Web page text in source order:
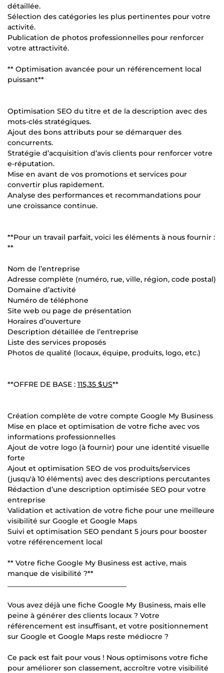
détaillée.
Sélection des catégories les plus pertinentes pour votre
activité.
Publication de photos professionnelles pour renforcer
votre attractivité.
** Optimisation avancée pour un référencement local
puissant**
Optimisation SEO du titre et de la description avec des
mots-clés stratégiques.
Ajout des bons attributs pour se démarquer des
concurrents.
Stratégie d’acquisition d’avis clients pour renforcer votre
e-réputation.
Mise en avant de vos promotions et services pour
convertir plus rapidement.
Analyse des performances et recommandations pour
une croissance continue.
**Pour un travail parfait, voici les éléments à nous fournir :
**
Nom de l’entreprise
Adresse complète (numéro, rue, ville, région, code postal)
Domaine d’activité
Numéro de téléphone
Site web ou page de présentation
Horaires d’ouverture
Description détaillée de l’entreprise
Liste des services proposés
Photos de qualité (locaux, équipe, produits, logo, etc.)
**OFFRE DE BASE : 115,35 $US**
Création complète de votre compte Google My Business
Mise en place et optimisation de votre fiche avec vos
informations professionnelles
Ajout de votre logo (à fournir) pour une identité visuelle
forte
Ajout et optimisation SEO de vos produits/services
(jusqu'à 10 éléments) avec des descriptions percutantes
Rédaction d’une description optimisée SEO pour votre
entreprise
Validation et activation de votre fiche pour une meilleure
visibilité sur Google et Google Maps
Suivi et optimisation SEO pendant 5 jours pour booster
votre référencement local
** Votre fiche Google My Business est active, mais
manque de visibilité ?**
Vous avez déjà une fiche Google My Business, mais elle
peine à générer des clients locaux ? Votre
référencement est insuffisant, et votre positionnement
sur Google et Google Maps reste médiocre ?
Ce pack est fait pour vous ! Nous optimisons votre fiche
pour améliorer son classement, accroître votre visibilité